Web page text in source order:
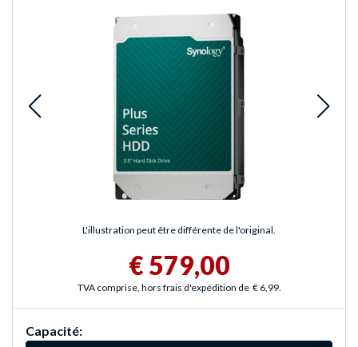
L'illustration peut être différente de l'original.
€ 579,00
TVA comprise, hors frais d'expédition de € 6,99.
Capacité: